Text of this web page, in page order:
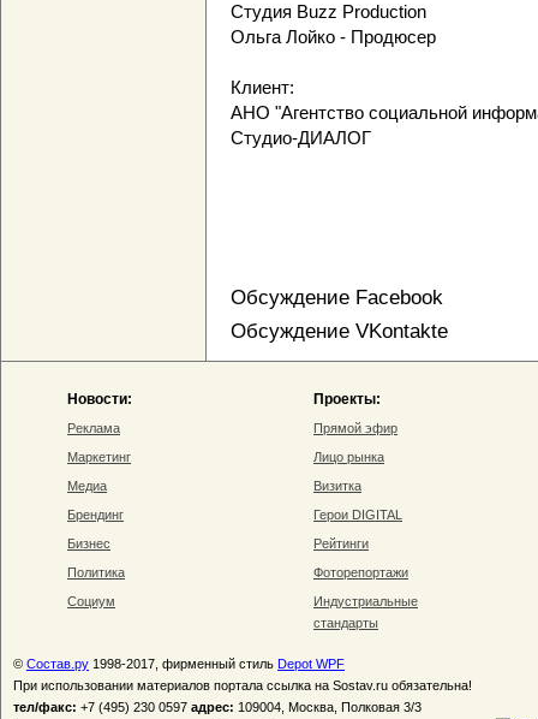
Студия Buzz Production
Ольга Лойко - Продюсер
Клиент:
АНО "Агентство социальной
Студио-ДИАЛОГ
Обсуждение Facebook
Обсуждение VKontakte
Новости:
Реклама
Маркетинг
Медиа
Брендинг
Бизнес
Политика
Социум
Проекты:
Прямой эфир
Лицо рынка
Визитка
Герои DIGITAL
Рейтинги
Фоторепортажи
Индустриальные
стандарты
© Состав.ру 1998-2017, фирменный стиль Depot WPF
При использовании материалов портала ссылка на Sostav.ru обязательна!
тел/факс: +7 (495) 230 0597 адрес: 109004, Москва, Полковая 3/3